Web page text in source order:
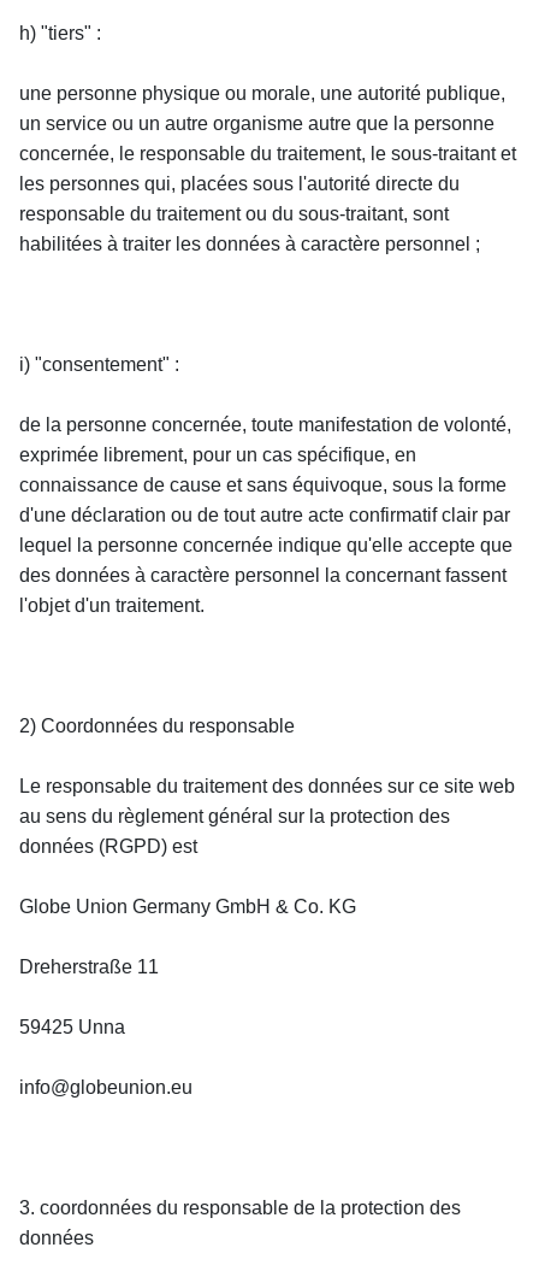
h) "tiers" :
une personne physique ou morale, une autorité publique,
un service ou un autre organisme autre que la personne
concernée, le responsable du traitement, le sous-traitant et
les personnes qui, placées sous l'autorité directe du
responsable du traitement ou du sous-traitant, sont
habilitées à traiter les données à caractère personnel ;
i) "consentement" :
de la personne concernée, toute manifestation de volonté,
exprimée librement, pour un cas spécifique, en
connaissance de cause et sans équivoque, sous la forme
d'une déclaration ou de tout autre acte confirmatif clair par
lequel la personne concernée indique qu'elle accepte que
des données à caractère personnel la concernant fassent
l'objet d'un traitement.
2) Coordonnées du responsable
Le responsable du traitement des données sur ce site web
au sens du règlement général sur la protection des
données (RGPD) est
Globe Union Germany GmbH & Co. KG
Dreherstraße 11
59425 Unna
info@globeunion.eu
3. coordonnées du responsable de la protection des
données